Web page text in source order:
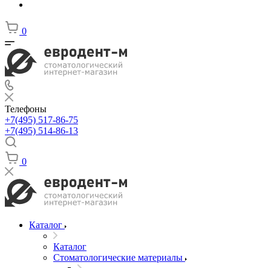
0
Телефоны
+7(495) 517-86-75
+7(495) 514-86-13
0
Каталог
Каталог
Стоматологические материалы